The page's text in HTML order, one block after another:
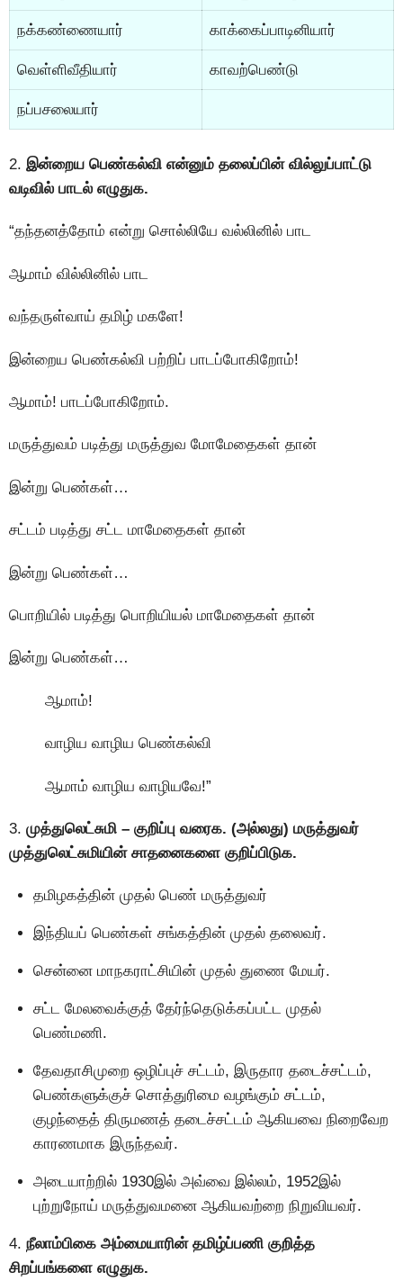
நக்கண்ணையார் காக்கைப்பாடினியார்
வெள்ளிவீதியார் காவற்பெண்டு
நப்பசலையார்
2. இன்றைய பெண்கல்வி என்னும் தலைப்பின் வில்லுப்பாட்டு
வடிவில் பாடல் எழுதுக.
“தந்தனத்தோம் என்று சொல்லியே வல்லினில் பாட
ஆமாம் வில்லினில் பாட
வந்தருள்வாய் தமிழ் மகளே!
இன்றைய பெண்கல்வி பற்றிப் பாடப்போகிறோம்!
ஆமாம்! பாடப்போகிறோம்.
மருத்துவம் படித்து மருத்துவ மாேமேதைகள் தான்
இன்று பெண்கள்…
சட்டம் படித்து சட்ட மாமேதைகள் தான்
இன்று பெண்கள்…
பொறியில் படித்து பொறியியல் மாமேதைகள் தான்
இன்று பெண்கள்…
ஆமாம்!
வாழிய வாழிய பெண்கல்வி
ஆமாம் வாழிய வாழியவே!”
3. முத்துலெட்சுமி – குறிப்பு வரைக. (அல்லது) மருத்துவர்
முத்துலெட்சுமியின் சாதனைகளை குறிப்பிடுக.
தமிழகத்தின் முதல் பெண் மருத்துவர்
இந்தியப் பெண்கள் சங்கத்தின் முதல் தலைவர்.
சென்னை மாநகராட்சியின் முதல் துணை மேயர்.
சட்ட மேலவைக்குத் தேர்ந்தெடுக்கப்பட்ட முதல்
பெண்மணி.
தேவதாசிமுறை ஒழிப்புச் சட்டம், இருதார தடைச்சட்டம்,
பெண்களுக்குச் சொத்துரிமை வழங்கும் சட்டம்,
குழந்தைத் திருமணத் தடைச்சட்டம் ஆகியவை நிறைவேற
காரணமாக இருந்தவர்.
அடையாற்றில் 1930இல் அவ்வை இல்லம், 1952இல்
புற்றுநோய் மருத்துவமனை ஆகியவற்றை நிறுவியவர்.
4. நீலாம்பிகை அம்மையாரின் தமிழ்ப்பணி குறித்த
சிறப்பங்களை எழுதுக.